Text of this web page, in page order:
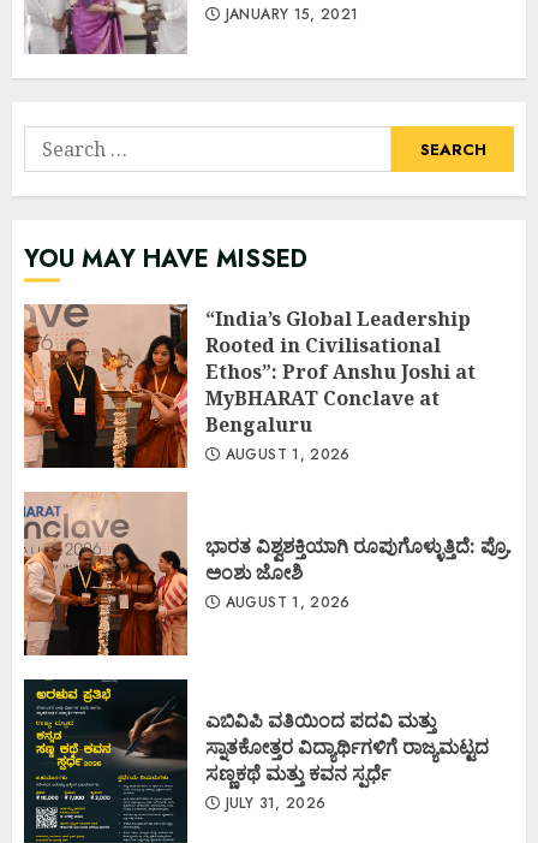
JANUARY 15, 2021
Search
for:
YOU MAY HAVE MISSED
“India’s Global Leadership
Rooted in Civilisational
Ethos”: Prof Anshu Joshi at
MyBHARAT Conclave at
Bengaluru
AUGUST 1, 2026
ಭಾರತ ವಿಶ್ವಶಕ್ತಿಯಾಗಿ ರೂಪುಗೊಳ್ಳುತ್ತಿದೆ: ಪ್ರೊ.
ಅಂಶು ಜೋಶಿ
AUGUST 1, 2026
ಎಬಿವಿಪಿ ವತಿಯಿಂದ ಪದವಿ ಮತ್ತು
ಸ್ನಾತಕೋತ್ತರ ವಿದ್ಯಾರ್ಥಿಗಳಿಗೆ ರಾಜ್ಯಮಟ್ಟದ
ಸಣ್ಣಕಥೆ ಮತ್ತು ಕವನ ಸ್ಪರ್ಧೆ
JULY 31, 2026